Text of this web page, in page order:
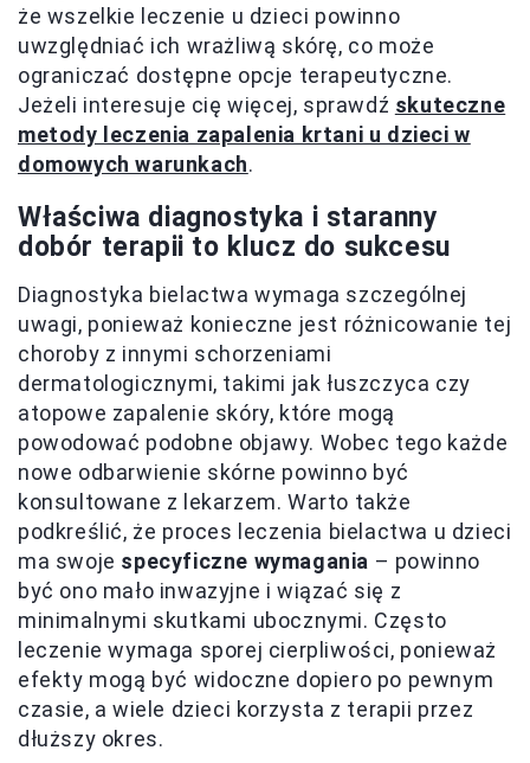
że wszelkie leczenie u dzieci powinno
uwzględniać ich wrażliwą skórę, co może
ograniczać dostępne opcje terapeutyczne.
Jeżeli interesuje cię więcej, sprawdź skuteczne
metody leczenia zapalenia krtani u dzieci w
domowych warunkach.
Właściwa diagnostyka i staranny
dobór terapii to klucz do sukcesu
Diagnostyka bielactwa wymaga szczególnej
uwagi, ponieważ konieczne jest różnicowanie tej
choroby z innymi schorzeniami
dermatologicznymi, takimi jak łuszczyca czy
atopowe zapalenie skóry, które mogą
powodować podobne objawy. Wobec tego każde
nowe odbarwienie skórne powinno być
konsultowane z lekarzem. Warto także
podkreślić, że proces leczenia bielactwa u dzieci
ma swoje specyficzne wymagania – powinno
być ono mało inwazyjne i wiązać się z
minimalnymi skutkami ubocznymi. Często
leczenie wymaga sporej cierpliwości, ponieważ
efekty mogą być widoczne dopiero po pewnym
czasie, a wiele dzieci korzysta z terapii przez
dłuższy okres.